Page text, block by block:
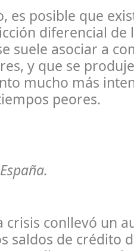
es posible que
diferencial de
suele asociar a
y que se
mucho más
peores.
crisis conllevó un
saldos de crédito